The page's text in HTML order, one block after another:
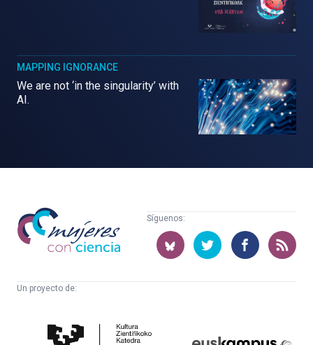
MAPPING IGNORANCE
We are not ‘in the singularity’ with
AI.
Mujeres
con
ciencia
Síguenos:
Un proyecto de:
Cultura